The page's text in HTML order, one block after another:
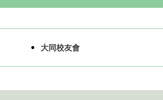
大同校友會